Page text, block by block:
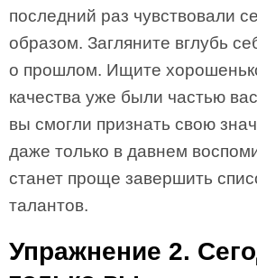
последний раз чувствовали
образом. Загляните вглубь
о прошлом. Ищите
качества уже были частью
вы смогли признать свою
даже только в давнем
станет проще завершить
талантов.
Упражнение 2.